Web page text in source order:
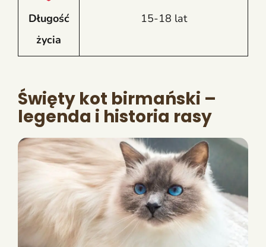
Długość
życia
15-18 lat
Święty kot birmański –
legenda i historia rasy